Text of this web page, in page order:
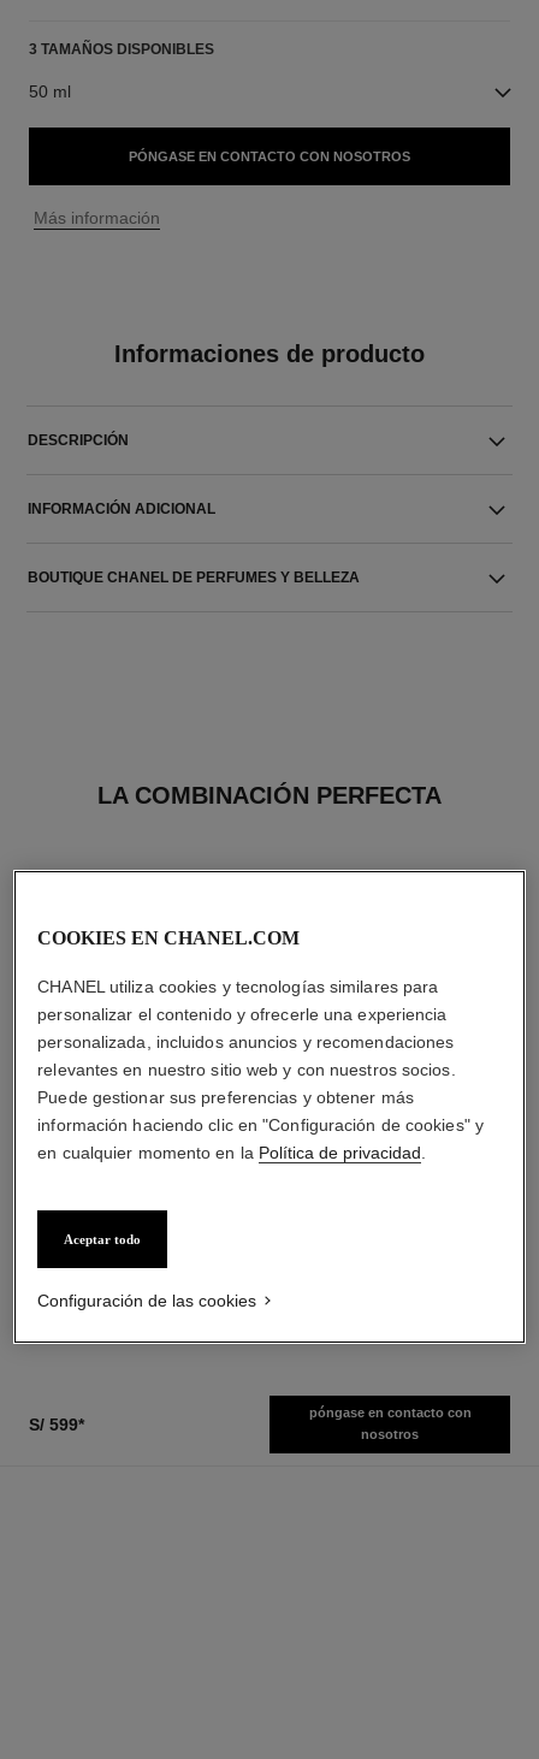
3 TAMAÑOS DISPONIBLES
50 ml
PÓNGASE EN CONTACTO CON NOSOTROS
↩
Más información
Informaciones de producto
DESCRIPCIÓN
INFORMACIÓN ADICIONAL
BOUTIQUE CHANEL DE PERFUMES Y BELLEZA
LA COMBINACIÓN PERFECTA
Ref. 126260
Ver información
S/ 599*
póngase en contacto con
nosotros
COOKIES EN CHANEL.COM
CHANEL utiliza cookies y tecnologías similares para
personalizar el contenido y ofrecerle una experiencia
personalizada, incluidos anuncios y recomendaciones
relevantes en nuestro sitio web y con nuestros socios.
Puede gestionar sus preferencias y obtener más
información haciendo clic en "Configuración de cookies" y
en cualquier momento en la Política de privacidad
Aceptar todo
Configuración de las cookies